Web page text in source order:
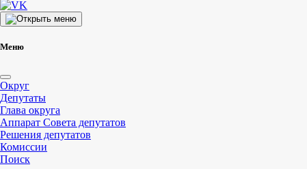
Меню
Округ
Депутаты
Глава округа
Аппарат Совета депутатов
Решения депутатов
Комиссии
Поиск